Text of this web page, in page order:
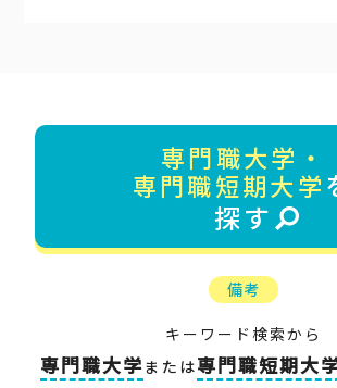
専門職大学・
専門職短期大学
探す
備考
キーワード検索から
専門職大学 または専門職短期大